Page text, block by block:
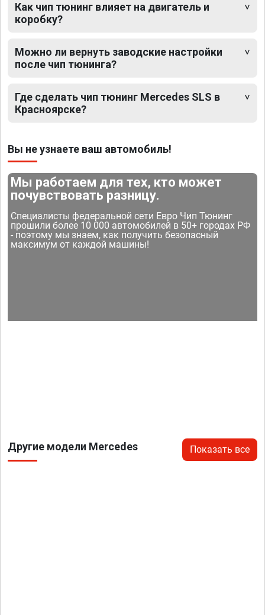
Как чип тюнинг влияет на двигатель и
коробку?
Можно ли вернуть заводские настройки
после чип тюнинга?
Где сделать чип тюнинг Mercedes SLS в
Красноярске?
Вы не узнаете ваш автомобиль!
Мы работаем для тех, кто может
почувствовать разницу.
Специалисты федеральной сети Евро Чип Тюнинг
прошили более 10 000 автомобилей в 50+ городах РФ
- поэтому мы знаем, как получить безопасный
максимум от каждой машины!
Другие модели Mercedes Показать все